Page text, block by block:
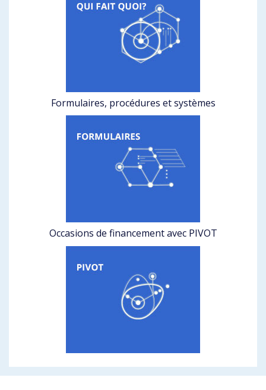
Formulaires, procédures et systèmes
Occasions de financement avec PIVOT